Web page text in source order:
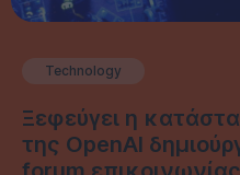
Technology
Ξεφεύγει η
της OpenAI